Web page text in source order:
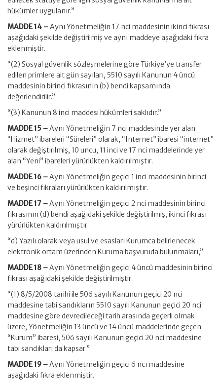
hükümler uygulanır.”
MADDE 14 –Aynı Yönetmeliğin 17 nci maddesinin ikinci fıkrası
aşağıdaki şekilde değiştirilmiş ve aynı maddeye aşağıdaki fıkra
eklenmiştir.
“(2) Sosyal güvenlik sözleşmelerine göre Türkiye’ye transfer
edilen primlere ait gün sayıları, 5510 sayılı Kanunun 4 üncü
maddesinin birinci fıkrasının (b) bendi kapsamında
değerlendirilir.”
“(3) Kanunun 8 inci maddesi hükümleri saklıdır.”
MADDE 15 –Aynı Yönetmeliğin 7 nci maddesinde yer alan
“Hizmet” ibareleri “Süreleri” olarak, “Internet” ibaresi “internet”
olarak değiştirilmiş, 10 uncu, 11 inci ve 17 nci maddelerinde yer
alan “Yeni” ibareleri yürürlükten kaldırılmıştır.
MADDE 16 –Aynı Yönetmeliğin geçici 1 inci maddesinin birinci
ve beşinci fıkraları yürürlükten kaldırılmıştır.
MADDE 17 –Aynı Yönetmeliğin geçici 2 nci maddesinin birinci
fıkrasının (d) bendi aşağıdaki şekilde değiştirilmiş, ikinci fıkrası
yürürlükten kaldırılmıştır.
“d) Yazılı olarak veya usul ve esasları Kurumca belirlenecek
elektronik ortam üzerinden Kuruma başvuruda bulunmaları,”
MADDE 18 –Aynı Yönetmeliğin geçici 4 üncü maddesinin birinci
fıkrası aşağıdaki şekilde değiştirilmiştir.
“(1) 8/5/2008 tarihi ile 506 sayılı Kanunun geçici 20 nci
maddesine tabi sandıkların 5510 sayılı Kanunun geçici 20 nci
maddesine göre devredileceği tarih arasında geçerli olmak
üzere, Yönetmeliğin 13 üncü ve 14 üncü maddelerinde geçen
“Kurum” ibaresi, 506 sayılı Kanunun geçici 20 nci maddesine
tabi sandıkları da kapsar.”
MADDE 19 –Aynı Yönetmeliğin geçici 6 ncı maddesine
aşağıdaki fıkra eklenmiştir.